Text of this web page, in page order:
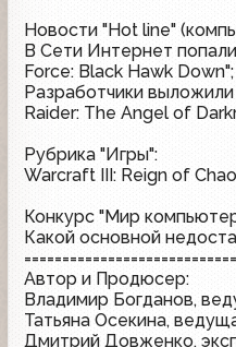
Новости "Hot line"
В Сети Интернет
Force: Black Hawk Down";
Разработчики
Raider: The Angel of
Рубрика "Игры":
Warcraft III: Reign of
Конкурс "Мир
Какой основной
Автор и Продюсер:
Владимир Богданов,
Татьяна Осекина,
Дмитрий Довженко,